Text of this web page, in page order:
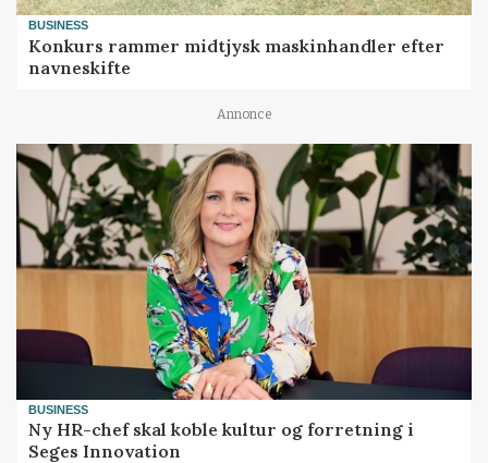
BUSINESS
Konkurs rammer midtjysk maskinhandler efter
navneskifte
Annonce
BUSINESS
Ny HR-chef skal koble kultur og forretning i
Seges Innovation